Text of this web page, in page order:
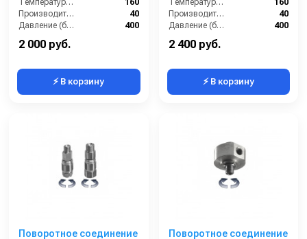
Производительность (л/мин):
40
Давление (бар):
400
2 000 руб.
⚡ В корзину
Производительность (л/мин):
40
Давление (бар):
400
2 400 руб.
⚡ В корзину
Поворотное соединение
Поворотное соединение